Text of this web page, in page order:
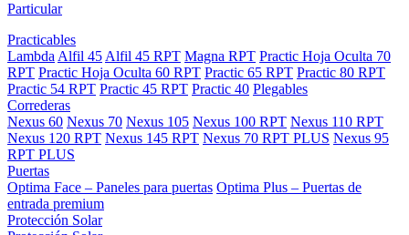
Particular
Practicables
Lambda Alfil 45 Alfil 45 RPT Magna RPT Practic Hoja Oculta 70
RPT Practic Hoja Oculta 60 RPT Practic 65 RPT Practic 80 RPT
Practic 54 RPT Practic 45 RPT Practic 40 Plegables
Correderas
Nexus 60 Nexus 70 Nexus 105 Nexus 100 RPT Nexus 110 RPT
Nexus 120 RPT Nexus 145 RPT Nexus 70 RPT PLUS Nexus 95
RPT PLUS
Puertas
Optima Face – Paneles para puertas Optima Plus – Puertas de
entrada premium
Protección Solar